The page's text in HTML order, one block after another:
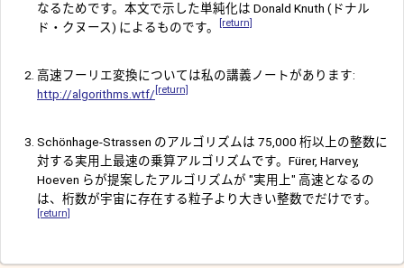
なるためです。本文で示した単純化は Donald Knuth (ドナル
ド・クヌース) によるものです。
[return]
高速フーリエ変換については私の講義ノートがあります:
http://algorithms.wtf/ [return]
Schönhage-Strassen のアルゴリズムは 75,000 桁以上の整数に
対する実用上最速の乗算アルゴリズムです。Fürer, Harvey,
Hoeven らが提案したアルゴリズムが "実用上" 高速となるの
は、桁数が宇宙に存在する粒子より大きい整数でだけです。
[return]